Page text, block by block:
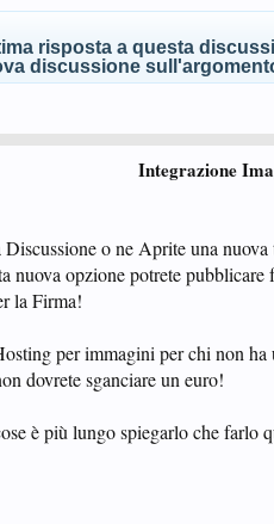
risposta a questa
discussione
Integrazione
o ne Aprite una
nuova opzione potrete
la Firma!
per immagini per chi non
dovrete sganciare un euro!
è più lungo spiegarlo che farlo